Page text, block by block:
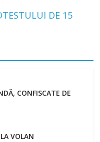
DE 15
CONFISCATE DE
VOLAN